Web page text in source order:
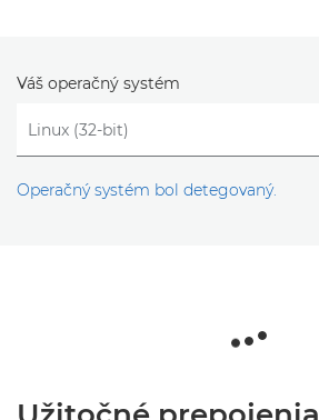
Váš operačný systém
Operačný systém bol detegovaný.